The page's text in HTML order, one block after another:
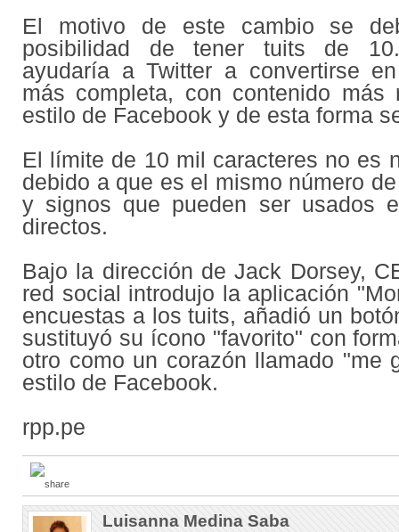
El motivo de este cambio se
posibilidad de tener tuits de
ayudaría a Twitter a convertirse
más completa, con contenido
estilo de Facebook y de esta forma
El límite de 10 mil caracteres no es
debido a que es el mismo número
y signos que pueden ser usados
directos.
Bajo la dirección de Jack Dorsey,
red social introdujo la aplicación
encuestas a los tuits, añadió un
sustituyó su ícono "favorito" con
otro como un corazón llamado "me
estilo de Facebook.
rpp.pe
Luisanna Medina Saba